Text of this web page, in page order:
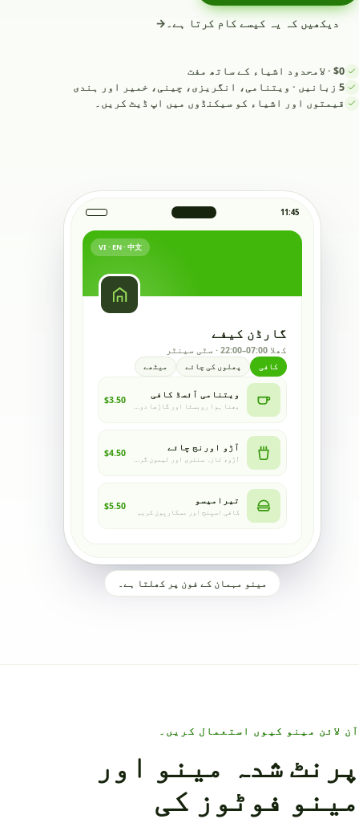
دیکھیں کہ یہ کیسے کام کرتا ہے۔→
$0 · لامحدود اشیاء کے ساتھ مفت
5 زبانیں · ویتنامی، انگریزی، چینی، خمیر اور ہندی
قیمتوں اور اشیاء کو سیکنڈوں میں اپ ڈیٹ کریں۔
مینو دیکھنے کے لیے اسکین کریں۔
menu.nineqr.com/garden-cafe
11:45
VI · EN · 中文
گارڈن کیفے
کھلا 07:00–22:00 · سٹی سینٹر
کافی پھلوں کی چائے میٹھے
ویتنامی آئسڈ کافی
بھنا ہوا روبسٹا اور گاڑھا دودھ
$3.50
آڑو اورنج چائے
آڑو، تازہ سنتری اور لیمون گراس
$4.50
تیرامیسو
کافی اسپنج اور مسکارپون کریم
$5.50
مینو مہمان کے فون پر کھلتا ہے۔
آن لائن مینو کیوں استعمال کریں۔
پرنٹ شدہ مینو اور
مینو فوٹوز کی